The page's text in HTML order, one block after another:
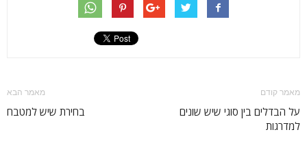
מאמר קודם
על הבדלים בין סוגי שיש שונים
למדרגות
מאמר הבא
בחירת שיש למטבח